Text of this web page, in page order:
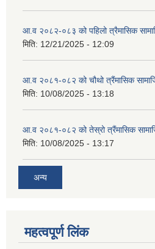
आ.व २०८२-०८३ को पहिलो त्रैमासिक
मिति: 12/21/2025 - 12:09
आ.व २०८१-०८२ को चौथो त्रैंमासिक
मिति: 10/08/2025 - 13:18
आ.व २०८१-०८२ को तेस्रो त्रैंमासिक
मिति: 10/08/2025 - 13:17
अन्य
महत्वपूर्ण लिंक